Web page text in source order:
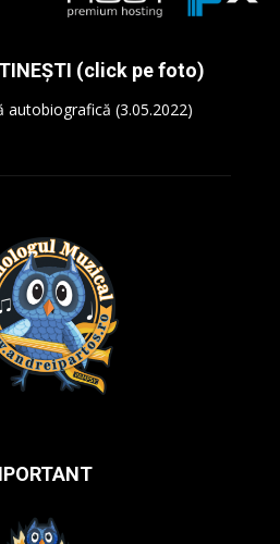
(click pe foto)